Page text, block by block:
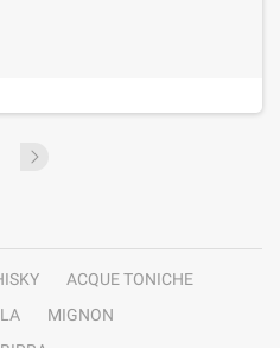
ACQUE TONICHE
MIGNON